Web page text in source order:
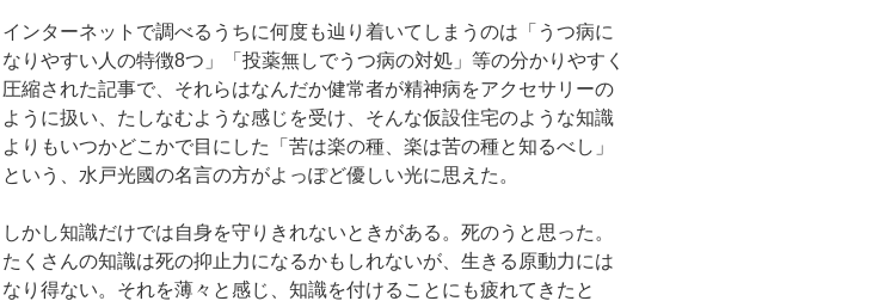
インターネットで調べるうちに何度も辿り着いてしまうのは「うつ病に
なりやすい人の特徴8つ」「投薬無しでうつ病の対処」等の分かりやすく
圧縮された記事で、それらはなんだか健常者が精神病をアクセサリーの
ように扱い、たしなむような感じを受け、そんな仮設住宅のような知識
よりもいつかどこかで目にした「苦は楽の種、楽は苦の種と知るべし」
という、水戸光國の名言の方がよっぽど優しい光に思えた。
しかし知識だけでは自身を守りきれないときがある。死のうと思った。
たくさんの知識は死の抑止力になるかもしれないが、生きる原動力には
なり得ない。それを薄々と感じ、知識を付けることにも疲れてきたと